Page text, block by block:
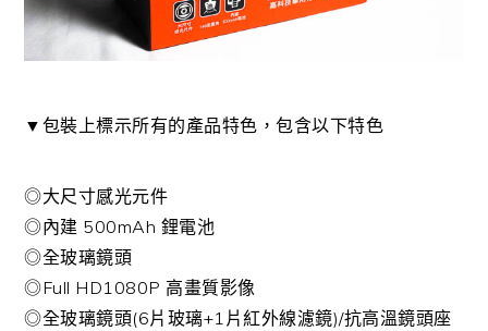
▼包裝上標示所有的產品特色，包含以下特色
◎大尺寸感光元件
◎內建 500mAh 鋰電池
◎全玻璃鏡頭
◎Full HD1080P 高畫質影像
◎全玻璃鏡頭(6片玻璃+1片紅外線濾鏡)/抗高溫鏡頭座